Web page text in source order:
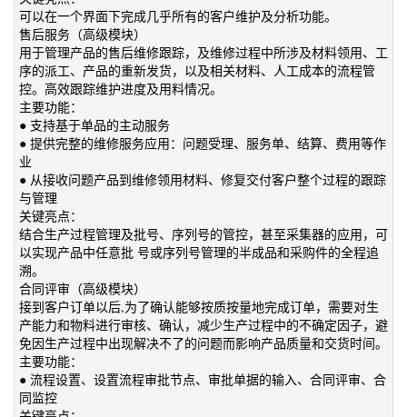
可以在一个界面下完成几乎所有的客户维护及分析功能。
售后服务（高级模块）
用于管理产品的售后维修跟踪，及维修过程中所涉及材料领用、工
序的派工、产品的重新发货，以及相关材料、人工成本的流程管
控。高效跟踪维护进度及用料情况。
主要功能：
● 支持基于单品的主动服务
● 提供完整的维修服务应用：问题受理、服务单、结算、费用等作
业
● 从接收问题产品到维修领用材料、修复交付客户整个过程的跟踪
与管理
关键亮点：
结合生产过程管理及批号、序列号的管控，甚至采集器的应用，可
以实现产品中任意批 号或序列号管理的半成品和采购件的全程追
溯。
合同评审（高级模块）
接到客户订单以后,为了确认能够按质按量地完成订单，需要对生
产能力和物料进行审核、确认，减少生产过程中的不确定因子，避
免因生产过程中出现解决不了的问题而影响产品质量和交货时间。
主要功能：
● 流程设置、设置流程审批节点、审批单据的输入、合同评审、合
同监控